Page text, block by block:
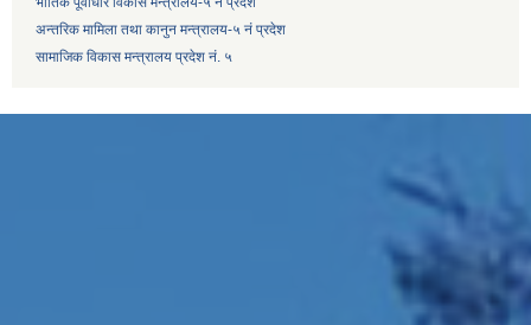
अन्तरिक मामिला तथा कानुन मन्त्रालय-५ नं प्रदेश
सामाजिक विकास मन्त्रालय प्रदेश नं. ५